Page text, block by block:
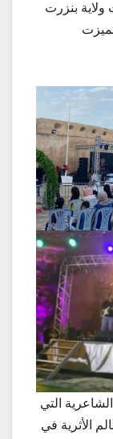
بنزرت
التي
الأثرية في